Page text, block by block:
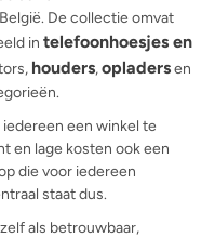
De collectie omvat
in telefoonhoesjes en
houders,opladersen
een winkel te
en lage kosten ook een
die voor iedereen
staat dus.
als betrouwbaar,